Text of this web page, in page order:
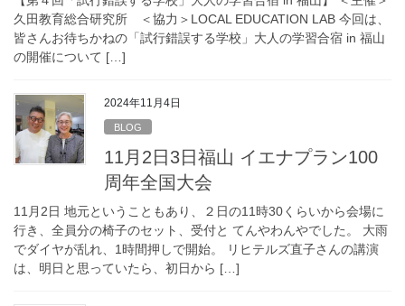
久田教育総合研究所 ＜協力＞LOCAL EDUCATION LAB 今回は、
皆さんお待ちかねの「試行錯誤する学校」大人の学習合宿 in 福山
の開催について […]
2024年11月4日
BLOG
11月2日3日福山 イエナプラン100
周年全国大会
11月2日 地元ということもあり、２日の11時30くらいから会場に
行き、全員分の椅子のセット、受付と てんやわんやでした。 大雨
でダイヤが乱れ、1時間押しで開始。 リヒテルズ直子さんの講演
は、明日と思っていたら、初日から […]